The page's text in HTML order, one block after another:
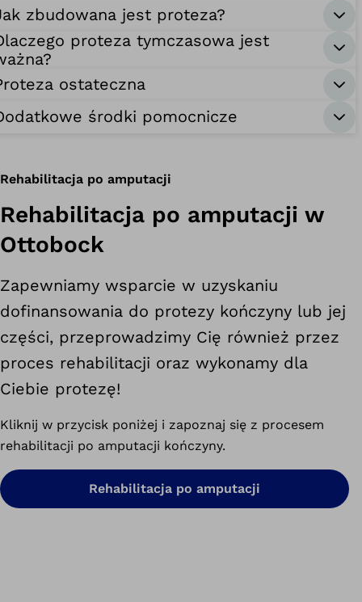
zbudowana jest proteza?
proteza tymczasowa jest
ostateczna
środki pomocnicze
Rehabilitacja po amputacji
Rehabilitacja po amputacji w
Ottobock
Zapewniamy wsparcie w uzyskaniu
dofinansowania do protezy kończyny lub jej
części, przeprowadzimy Cię również przez
proces rehabilitacji oraz wykonamy dla
Ciebie protezę!
Kliknij w przycisk poniżej i zapoznaj się z procesem
rehabilitacji po amputacji kończyny.
Rehabilitacja po amputacji